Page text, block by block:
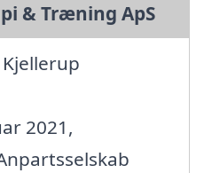
& Træning ApS
2021,